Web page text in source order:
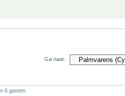
Ga naar:
6 gasten